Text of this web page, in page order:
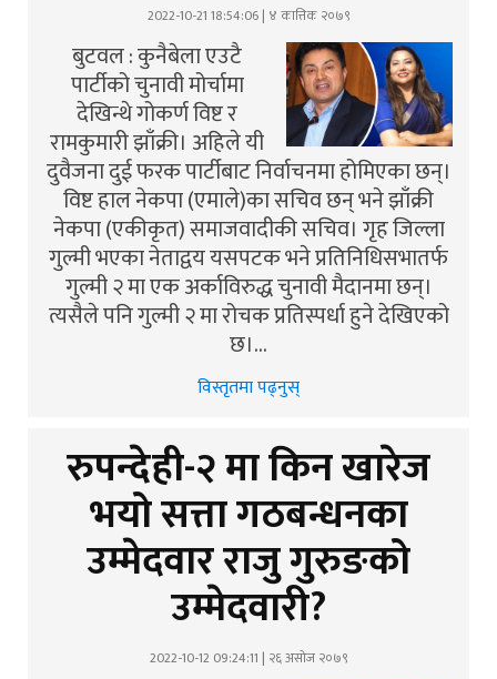
2022-10-21 18:54:06 | ४ कात्तिक २०७९
बुटवल : कुनैबेला एउटै
पार्टीको चुनावी मोर्चामा
देखिन्थे गोकर्ण विष्ट र
रामकुमारी झाँक्री। अहिले यी
दुवैजना दुई फरक पार्टीबाट निर्वाचनमा होमिएका छन्।
विष्ट हाल नेकपा (एमाले)का सचिव छन् भने झाँक्री
नेकपा (एकीकृत) समाजवादीकी सचिव। गृह जिल्ला
गुल्मी भएका नेताद्वय यसपटक भने प्रतिनिधिसभातर्फ
गुल्मी २ मा एक अर्काविरुद्ध चुनावी मैदानमा छन्।
त्यसैले पनि गुल्मी २ मा रोचक प्रतिस्पर्धा हुने देखिएको
छ।…
विस्तृतमा पढ्नुस्
रुपन्देही-२ मा किन खारेज
भयो सत्ता गठबन्धनका
उम्मेदवार राजु गुरुङको
उम्मेदवारी?
2022-10-12 09:24:11 | २६ असोज २०७९